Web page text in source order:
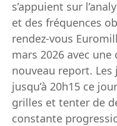
s’appuient sur
et des fréquences
rendez-vous
mars 2026 avec
nouveau report.
jusqu’à 20h15 ce
grilles et tenter de
constante